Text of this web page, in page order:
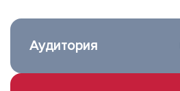
Аудитория